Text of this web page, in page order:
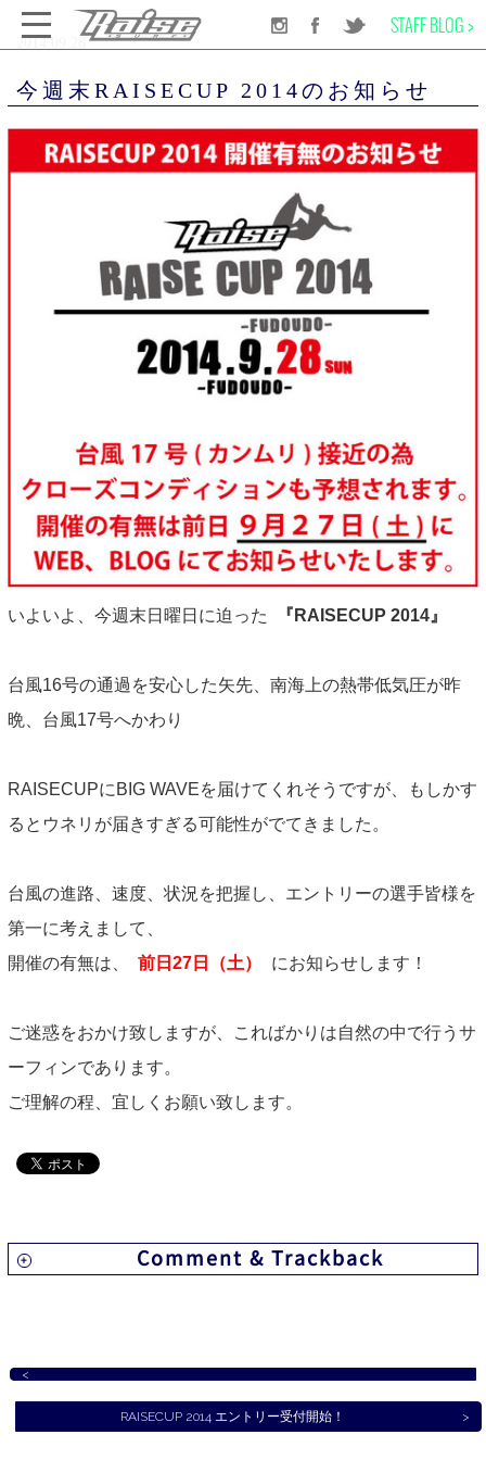
STAFF BLOG >
SURF BOARD
WET SUITS
SURF GEAR
APPAREL
SCHOOL
INFORMATION
ABOUT US
CONTACT
2014.09.28
今週末RAISECUP 2014のお知らせ
いよいよ、今週末日曜日に迫った 『RAISECUP 2014』
台風16号の通過を安心した矢先、南海上の熱帯低気圧が昨
晩、台風17号へかわり
RAISECUPにBIG WAVEを届けてくれそうですが、もしかす
るとウネリが届きすぎる可能性がでてきました。
台風の進路、速度、状況を把握し、エントリーの選手皆様を
第一に考えまして、
開催の有無は、
前日27日（土） にお知らせします！
ご迷惑をおかけ致しますが、こればかりは自然の中で行うサ
ーフィンであります。
ご理解の程、宜しくお願い致します。
Comment & Trackback
RAISECUP 2014 エントリー受付開始！